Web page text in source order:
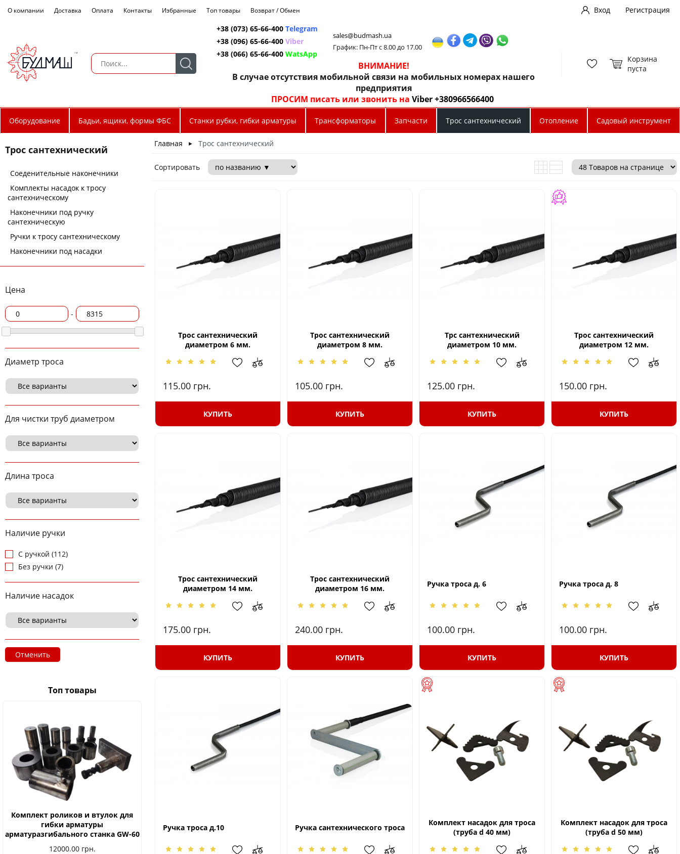
О компании Доставка Оплата Контакты Избранные Топ товары Возврат / Обмен Вход
Регистрация
+38 (073) 65-66-400 Telegram
+38 (096) 65-66-400 Viber
+38 (066) 65-66-400 WatsApp
sales@budmash.ua
График: Пн-Пт с 8.00 до 17.00
ВНИМАНИЕ!
В случае отсутствия мобильной связи на мобильных номерах нашего
предприятия
ПРОСИМ писать или звонить наViber +380966566400
Корзина
пуста
Оборудование Бадьи, ящики, формы ФБС Станки рубки, гибки арматуры Трансформаторы Запчасти Трос сантехнический Отопление Садовый инструмент
Трос сантехнический
Соеденительные наконечники
Комплекты насадок к тросу
сантехническому
Наконечники под ручку
сантехническую
Ручки к тросу сантехническому
Наконечники под насадки
Цена
-
Диаметр троса
Для чистки труб диаметром
Длина троса
Наличие ручки
С ручкой (112)
Без ручки (7)
Наличие насадок
Отменить
Топ товары
Комплект роликов и втулок для
гибки арматуры
арматуразгибального станка GW-60
12000.00 грн.
Главная ► Трос сантехнический
Сортировать
Трос сантехнический
диаметром 6 мм.
115.00 грн.
КУПИТЬ
Трос сантехнический
диаметром 8 мм.
105.00 грн.
КУПИТЬ
Трс сантехнический
диаметром 10 мм.
125.00 грн.
КУПИТЬ
Трос сантехнический
диаметром 12 мм.
150.00 грн.
КУПИТЬ
Трос сантехнический
диаметром 14 мм.
175.00 грн.
КУПИТЬ
Трос сантехнический
диаметром 16 мм.
240.00 грн.
КУПИТЬ
Ручка троса д. 6
100.00 грн.
КУПИТЬ
Ручка троса д. 8
100.00 грн.
КУПИТЬ
Ручка троса д.10 Ручка сантехнического троса
Комплект насадок для троса
(труба d 40 мм)
Комплект насадок для троса
(труба d 50 мм)